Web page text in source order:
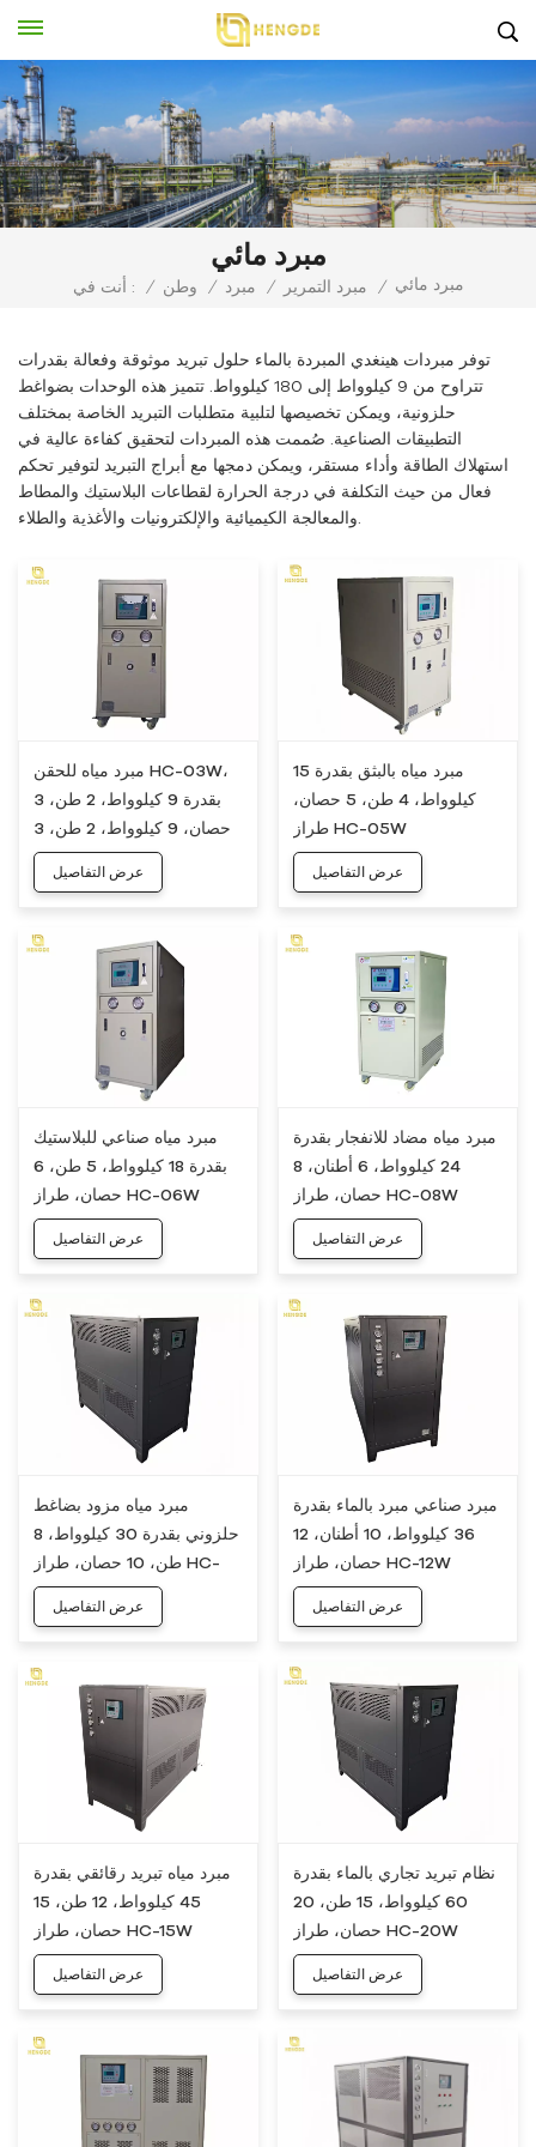
مبرد مائي
أنت في : / وطن / مبرد / مبرد التمرير / مبرد مائي
توفر مبردات هينغدي المبردة بالماء حلول تبريد موثوقة وفعالة بقدرات
تتراوح من 9 كيلوواط إلى 180 كيلوواط. تتميز هذه الوحدات بضواغط
حلزونية، ويمكن تخصيصها لتلبية متطلبات التبريد الخاصة بمختلف
التطبيقات الصناعية. صُممت هذه المبردات لتحقيق كفاءة عالية في
استهلاك الطاقة وأداء مستقر، ويمكن دمجها مع أبراج التبريد لتوفير تحكم
فعال من حيث التكلفة في درجة الحرارة لقطاعات البلاستيك والمطاط
مبرد مياه للحقن HC-03W،
بقدرة 9 كيلوواط، 2 طن، 3
حصان، 9 كيلوواط، 2 طن، 3
حصان
عرض التفاصيل
مبرد مياه بالبثق بقدرة 15
كيلوواط، 4 طن، 5 حصان،
طراز HC-05W
عرض التفاصيل
مبرد مياه صناعي للبلاستيك
بقدرة 18 كيلوواط، 5 طن، 6
حصان، طراز HC-06W
عرض التفاصيل
مبرد مياه مضاد للانفجار بقدرة
24 كيلوواط، 6 أطنان، 8
حصان، طراز HC-08W
عرض التفاصيل
مبرد مياه مزود بضاغط
حلزوني بقدرة 30 كيلوواط، 8
طن، 10 حصان، طراز HC-
10W
عرض التفاصيل
مبرد صناعي مبرد بالماء بقدرة
36 ​​كيلوواط، 10 أطنان، 12
حصان، طراز HC-12W
عرض التفاصيل
مبرد مياه تبريد رقائقي بقدرة
45 كيلوواط، 12 طن، 15
حصان، طراز HC-15W
عرض التفاصيل
نظام تبريد تجاري بالماء بقدرة
60 كيلوواط، 15 طن، 20
حصان، طراز HC-20W
عرض التفاصيل